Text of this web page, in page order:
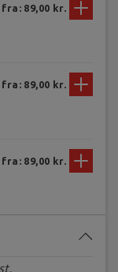
fra: 89,00 kr.
fra: 89,00 kr.
fra: 89,00 kr.